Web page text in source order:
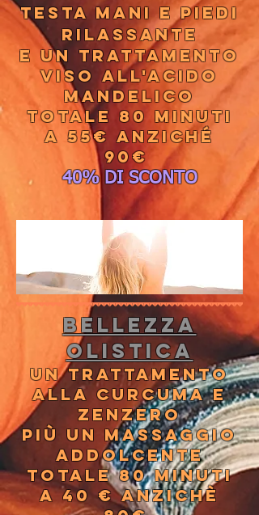
testa mani e piedi
rilassante
e un trattamento
viso all'acido
mandelico
Totale 80 minuti
a 55€ anziché
90€
40% DI SCONTO
BELLEZZA
OLISTICA
Un trattamento
alla curcuma e
zenzero
più un massaggio
addolcente
Totale 80 minuti
a 40 € anzichè